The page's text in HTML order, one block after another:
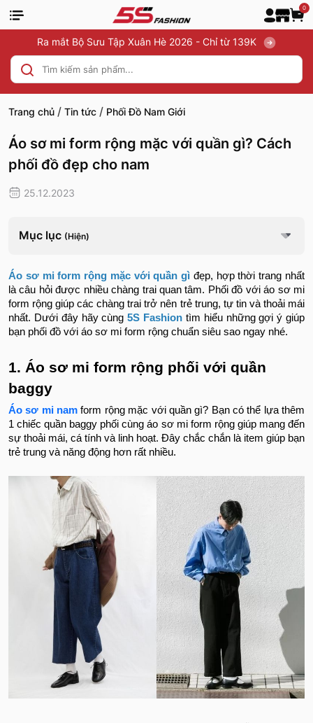
0
Ra mắt Bộ Sưu Tập Xuân Hè 2026 - Chỉ từ 139K
Trang chủ / Tin tức / Phối Đồ Nam Giới
Áo sơ mi form rộng mặc với quần gì? Cách
phối đồ đẹp cho nam
25.12.2023
Mục lục (Hiện)
Áo sơ mi form rộng mặc với quần gì đẹp, hợp thời trang nhất
là câu hỏi được nhiều chàng trai quan tâm. Phối đồ với áo sơ mi
form rộng giúp các chàng trai trở nên trẻ trung, tự tin và thoải mái
nhất. Dưới đây hãy cùng5S Fashion tìm hiểu những gợi ý giúp
bạn phối đồ với áo sơ mi form rộng chuẩn siêu sao ngay nhé.
1. Áo sơ mi form rộng phối với quần
baggy
Áo sơ mi nam form rộng mặc với quần gì? Bạn có thể lựa thêm
1 chiếc quần baggy phối cùng áo sơ mi form rộng giúp mang đến
sự thoải mái, cá tính và linh hoạt. Đây chắc chắn là item giúp bạn
trẻ trung và năng động hơn rất nhiều.